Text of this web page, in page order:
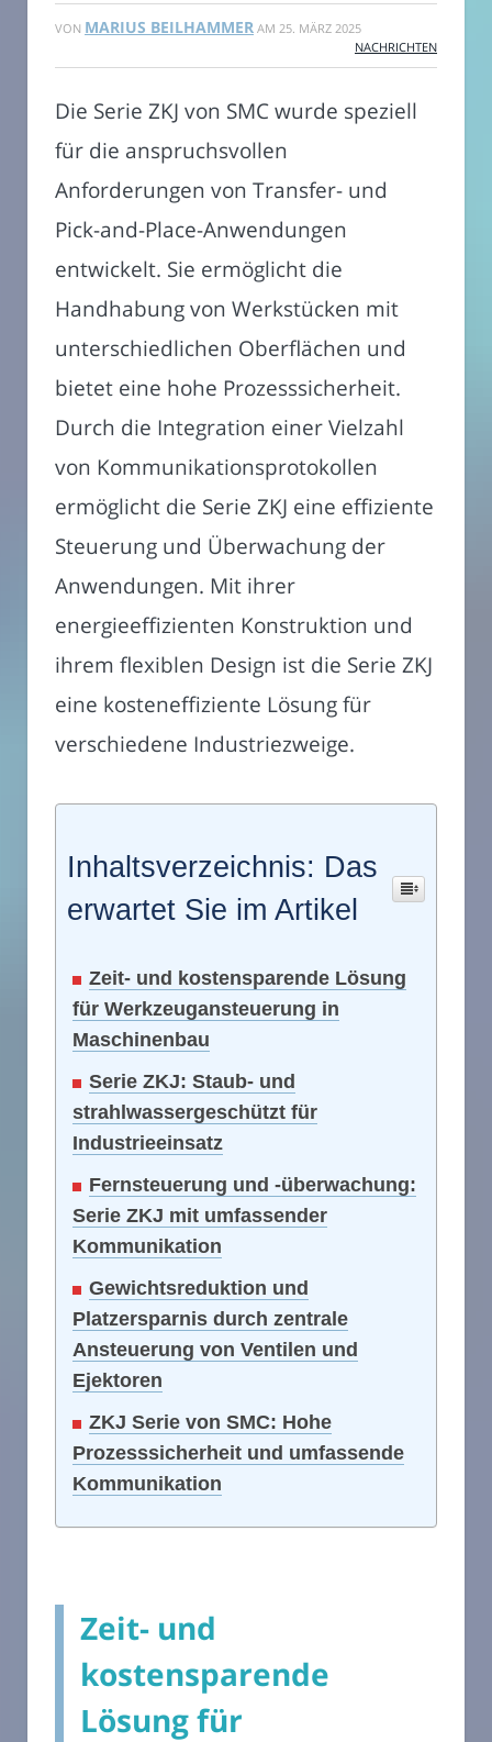
VON MARIUS BEILHAMMER AM 25. MÄRZ 2025
NACHRICHTEN
Die Serie ZKJ von SMC wurde speziell
für die anspruchsvollen
Anforderungen von Transfer- und
Pick-and-Place-Anwendungen
entwickelt. Sie ermöglicht die
Handhabung von Werkstücken mit
unterschiedlichen Oberflächen und
bietet eine hohe Prozesssicherheit.
Durch die Integration einer Vielzahl
von Kommunikationsprotokollen
ermöglicht die Serie ZKJ eine effiziente
Steuerung und Überwachung der
Anwendungen. Mit ihrer
energieeffizienten Konstruktion und
ihrem flexiblen Design ist die Serie ZKJ
eine kosteneffiziente Lösung für
verschiedene Industriezweige.
Inhaltsverzeichnis: Das
erwartet Sie im Artikel
Zeit- und kostensparende Lösung
für Werkzeugansteuerung in
Maschinenbau
Serie ZKJ: Staub- und
strahlwassergeschützt für
Industrieeinsatz
Fernsteuerung und -überwachung:
Serie ZKJ mit umfassender
Kommunikation
Gewichtsreduktion und
Platzersparnis durch zentrale
Ansteuerung von Ventilen und
Ejektoren
ZKJ Serie von SMC: Hohe
Prozesssicherheit und umfassende
Kommunikation
Zeit- und
kostensparende
Lösung für